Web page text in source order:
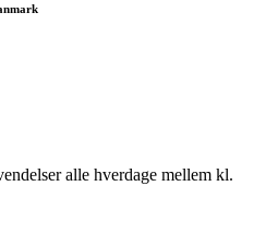
alle hverdage mellem kl.